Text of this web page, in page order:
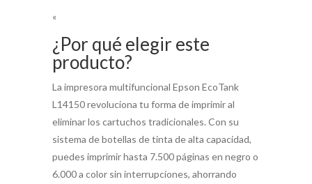
«
¿Por qué elegir este
producto?
La impresora multifuncional Epson EcoTank
L14150 revoluciona tu forma de imprimir al
eliminar los cartuchos tradicionales. Con su
sistema de botellas de tinta de alta capacidad,
puedes imprimir hasta 7.500 páginas en negro o
6.000 a color sin interrupciones, ahorrando